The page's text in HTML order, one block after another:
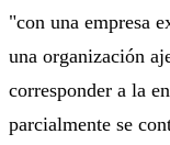
"con una empresa
una organización
corresponder a la
parcialmente se